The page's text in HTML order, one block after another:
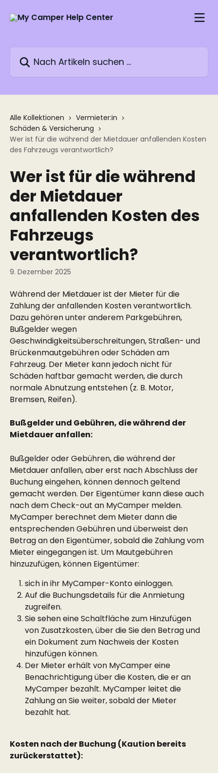
Alle Kollektionen
Vermieter:in
Schäden & Versicherung
Wer ist für die während der Mietdauer anfallenden Kosten
des Fahrzeugs verantwortlich?
Wer ist für die während
der Mietdauer
anfallenden Kosten des
Fahrzeugs
verantwortlich?
9. Dezember 2025
Während der Mietdauer ist der Mieter für die
Zahlung der anfallenden Kosten verantwortlich.
Dazu gehören unter anderem Parkgebühren,
Bußgelder wegen
Geschwindigkeitsüberschreitungen, Straßen- und
Brückenmautgebühren oder Schäden am
Fahrzeug. Der Mieter kann jedoch nicht für
Schäden haftbar gemacht werden, die durch
normale Abnutzung entstehen (z. B. Motor,
Bremsen, Reifen).
Bußgelder und Gebühren, die während der
Mietdauer anfallen:
Bußgelder oder Gebühren, die während der
Mietdauer anfallen, aber erst nach Abschluss der
Buchung eingehen, können dennoch geltend
gemacht werden. Der Eigentümer kann diese auch
nach dem Check-out an MyCamper melden.
MyCamper berechnet dem Mieter dann die
entsprechenden Gebühren und überweist den
Betrag an den Eigentümer, sobald die Zahlung vom
Mieter eingegangen ist. Um Mautgebühren
hinzuzufügen, können Eigentümer:
sich in ihr MyCamper-Konto einloggen.
Auf die Buchungsdetails für die Anmietung
zugreifen.
Sie sehen eine Schaltfläche zum Hinzufügen
von Zusatzkosten, über die Sie den Betrag und
ein Dokument zum Nachweis der Kosten
hinzufügen können.
Der Mieter erhält von MyCamper eine
Benachrichtigung über die Kosten, die er an
MyCamper bezahlt. MyCamper leitet die
Zahlung an Sie weiter, sobald der Mieter
bezahlt hat.
Kosten nach der Buchung (Kaution bereits
zurückerstattet):